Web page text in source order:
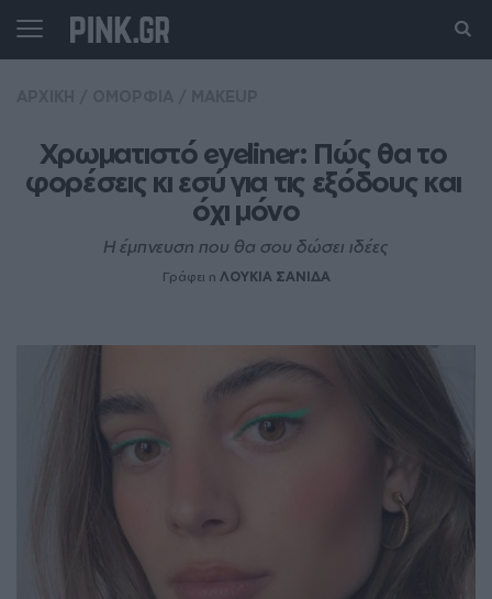
Χρωματιστό eyeliner: Πώς θα το
φορέσεις κι εσύ για τις εξόδους και
όχι μόνο
Η έμπνευση που θα σου δώσει ιδέες
Γράφει η ΛΟΥΚΙΑ ΣΑΝΙΔΑ